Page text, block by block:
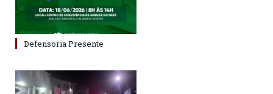
Defensoria Presente